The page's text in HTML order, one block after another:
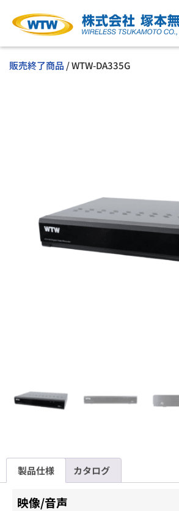
販売終了商品 / WTW-DA335G
製品仕様 カタログ
映像/音声